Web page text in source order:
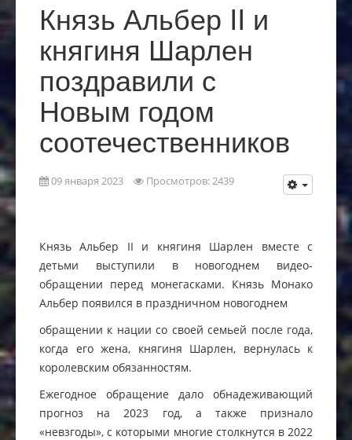
Князь Альбер II и
княгиня Шарлен
поздравили с
Новым годом
соотечественников
09 января 2023 Просмотров: 2439
Князь Альбер II и княгиня Шарлен вместе с
детьми выступили в новогоднем видео-
обращении перед монегасками. Князь Монако
Альбер появился в праздничном новогоднем
обращении к нации со своей семьей после года,
когда его жена, княгиня Шарлен, вернулась к
королевским обязанностям.
Ежегодное обращение дало обнадеживающий
прогноз на 2023 год, а также признало
«невзгоды», с которыми многие столкнутся в 2022